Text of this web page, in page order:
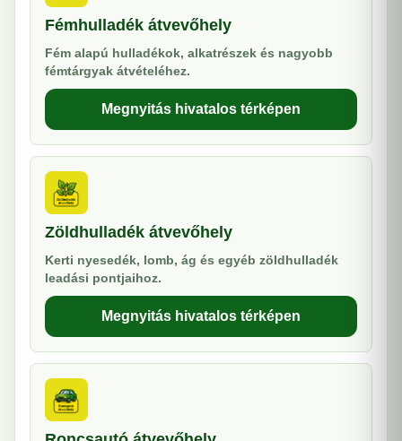
Fémhulladék átvevőhely
Fém alapú hulladékok, alkatrészek és nagyobb
fémtárgyak átvételéhez.
Megnyitás hivatalos térképen
Zöldhulladék átvevőhely
Kerti nyesedék, lomb, ág és egyéb zöldhulladék
leadási pontjaihoz.
Megnyitás hivatalos térképen